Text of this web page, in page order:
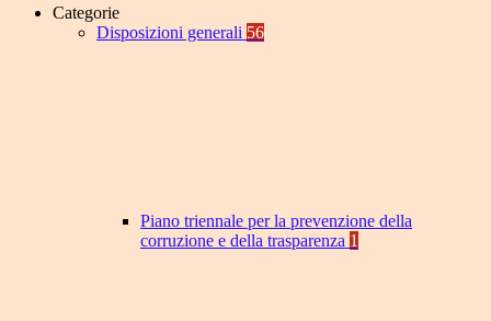
Categorie
Disposizioni generali 56
Piano triennale per la prevenzione della
corruzione e della trasparenza 1